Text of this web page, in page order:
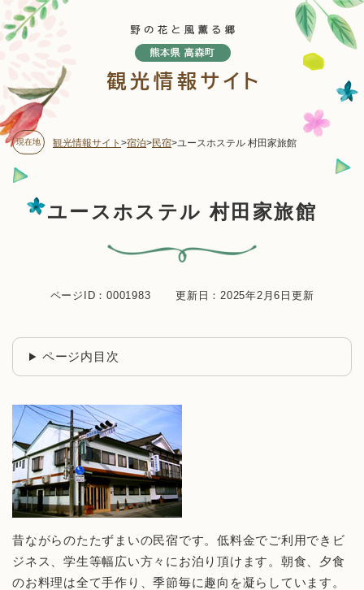
ー
ジ
頭
す
。 現在地 観光情報サイト >宿泊>民宿>ユースホステル 村田家旅館
ユースホステル 村田家旅館
ページID：0001983 更新日：2025年2月6日更新
ページ内目次
昔ながらのたたずまいの民宿です。低料金でご利用できビ
ジネス、学生等幅広い方々にお泊り頂けます。朝食、夕食
のお料理は全て手作り、季節毎に趣向を凝らしています。